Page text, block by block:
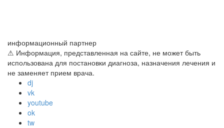
информационный партнер
⚠ Информация, представленная на сайте, не может быть
использована для постановки диагноза, назначения лечения и
не заменяет прием врача.
dj
vk
youtube
ok
tw